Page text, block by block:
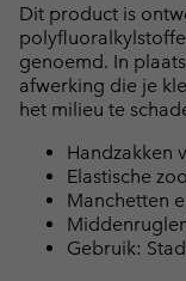
Dit product is
genoemd. In
afwerking die je
het milieu te
Handzakken
Elastische
Manchetten
Gebruik: